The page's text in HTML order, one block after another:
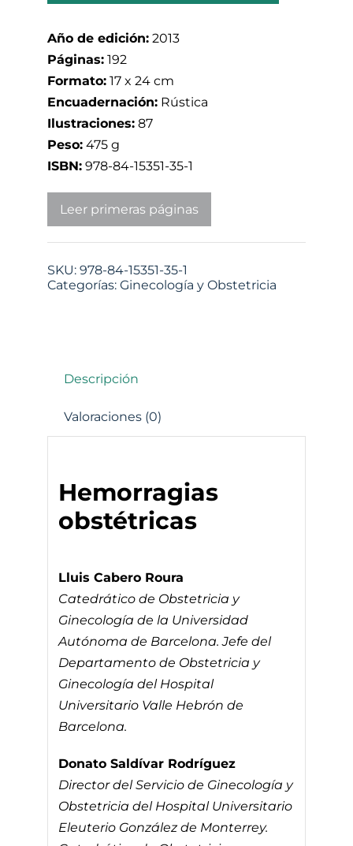
Año de edición: 2013
Páginas: 192
Formato: 17 x 24 cm
Encuadernación: Rústica
Ilustraciones: 87
Peso: 475 g
ISBN: 978-84-15351-35-1
Leer primeras páginas
SKU: 978-84-15351-35-1
Categorías: Ginecología y Obstetricia
Descripción
Valoraciones (0)
Hemorragias
obstétricas
Lluis Cabero Roura
Catedrático de Obstetricia y
Ginecología de la Universidad
Autónoma de Barcelona. Jefe del
Departamento de Obstetricia y
Ginecología del Hospital
Universitario Valle Hebrón de
Barcelona.
Donato Saldívar Rodríguez
Director del Servicio de Ginecología y
Obstetricia del Hospital Universitario
Eleuterio González de Monterrey.